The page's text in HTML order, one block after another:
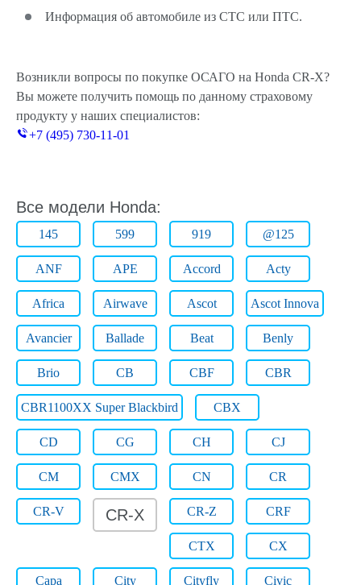
Информация об автомобиле из СТС или ПТС.
Возникли вопросы по покупке ОСАГО на Honda CR-X?
Вы можете получить помощь по данному страховому
продукту у наших специалистов:
+7 (495) 730-11-01
Все модели Honda:
145 599 919 @125
ANF APE Accord Acty
Africa Airwave Ascot Ascot Innova
Avancier Ballade Beat Benly
Brio CB CBF CBR
CBR1100XX Super Blackbird CBX
CD CG CH CJ
CM CMX CN CR
CR-V CR-X CR-Z CRF
CTX CX
Capa City Cityfly Civic